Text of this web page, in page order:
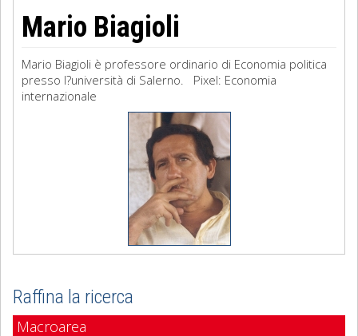
Mario Biagioli
Mario Biagioli è professore ordinario di Economia politica
presso l?università di Salerno. Pixel: Economia
internazionale
Raffina la ricerca
Macroarea